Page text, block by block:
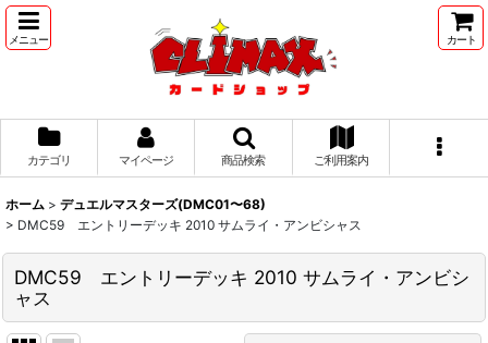
メニュー カート
カテゴリ マイページ 商品検索 ご利用案内
ホーム > デュエルマスターズ(DMC01〜68)
> DMC59 エントリーデッキ 2010 サムライ・アンビシャス
DMC59 エントリーデッキ 2010 サムライ・アンビシ
ャス